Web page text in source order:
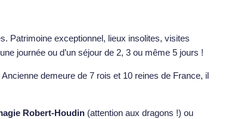
Patrimoine exceptionnel, lieux insolites, visites
journée ou d’un séjour de 2, 3 ou même 5 jours !
Ancienne demeure de 7 rois et 10 reines de France, il
Robert-Houdin (attention aux dragons !) ou